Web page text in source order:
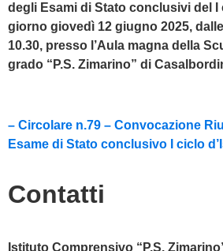
degli Esami di Stato conclusivi del I
giorno giovedì 12 giugno 2025,
10.30, presso l’Aula magna della
grado “P.S. Zimarino” di
– Circolare n.79 – Convocazione
Esame di Stato conclusivo I ciclo
Contatti
Istituto Comprensivo “P.S.